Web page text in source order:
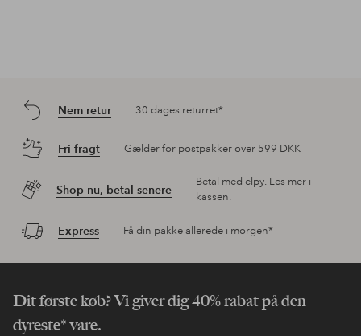
Nem retur 30 dages returret*
Fri fragt Gælder for postpakker over 599 DKK
Shop nu, betal senere
Betal med elpy. Les mer i
kassen.
Express Få din pakke allerede i morgen*
Dit første køb? Vi giver dig 40% rabat på den
dyreste* vare.